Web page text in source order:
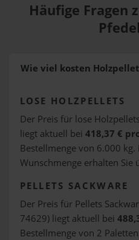
Häufige Fragen
Wie viel kosten
LOSE HOLZPELLETS
Der Preis für lose
liegt aktuell bei 418,37 €
Bestellmenge von 6.000
Wunschmenge erhalten Sie
PELLETS SACKWARE
Der Preis für Pellets
74629) liegt aktuell bei
Bestellmenge von 2